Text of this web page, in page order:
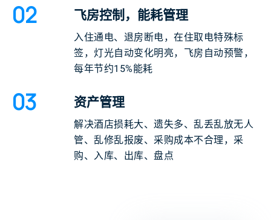
02 飞房控制，能耗管理
入住通电、退房断电，在住取电特殊标
签，灯光自动变化明亮，飞房自动预警，
每年节约15%能耗
03 资产管理
解决酒店损耗大、遗失多、乱丢乱放无人
管、乱修乱报废、采购成本不合理，采
购、入库、出库、盘点